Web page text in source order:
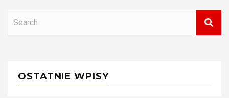
OSTATNIE WPISY